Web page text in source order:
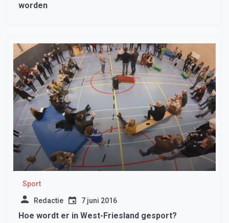
worden
Sport
Redactie 7 juni 2016
Hoe wordt er in West-Friesland gesport?